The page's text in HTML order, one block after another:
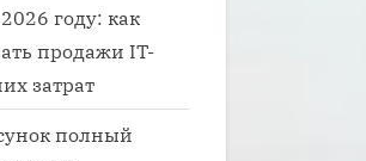
году: как
продажи IT-
затрат
полный